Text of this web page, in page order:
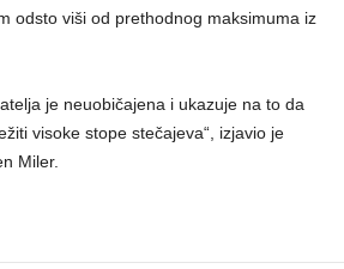
odsto viši od prethodnog maksimuma iz
je neuobičajena i ukazuje na to da
visoke stope stečajeva“, izjavio je
Miler.